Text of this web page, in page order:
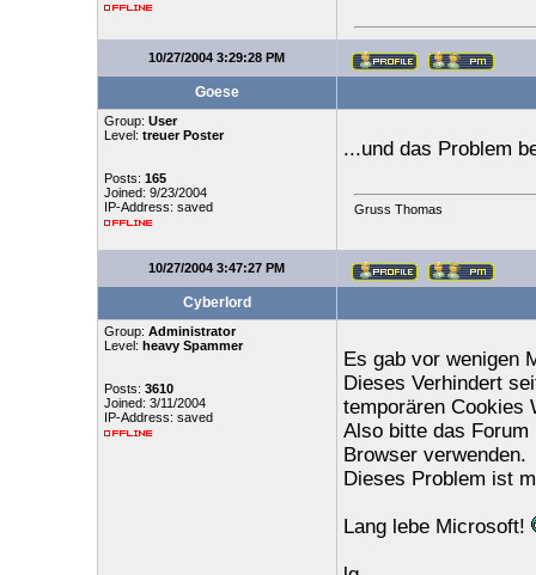
10/27/2004 3:29:28 PM
Goese
Group: User
Level: treuer Poster
Posts: 165
Joined: 9/23/2004
IP-Address: saved
...und das Problem
Gruss Thomas
10/27/2004 3:47:27 PM
Cyberlord
Group: Administrator
Level: heavy Spammer
Posts: 3610
Joined: 3/11/2004
IP-Address: saved
Es gab vor wenigen
Dieses Verhindert
temporären Cookies
Also bitte das Forum
Browser verwenden.
Dieses Problem ist
Lang lebe Microsoft!